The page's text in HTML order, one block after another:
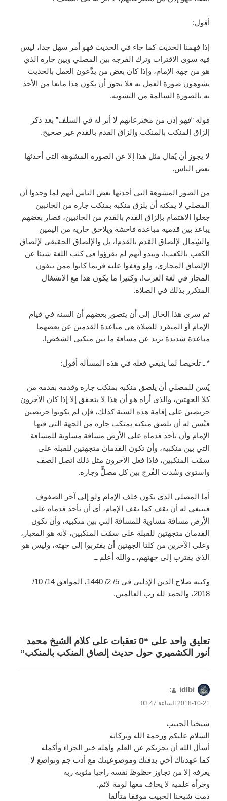
أقول:
إذا فهمنا الحديث كما جاء في الحديث فهو أمر سهل جدا، ليس
فيه سوى الاقتراب وترك الفرجة بين المصلي وبين جاره الذي
هو من جهة الإمام، وإذا كان بعض من يدَّعون العمل بالحديث
يشوهون صورة العمل به فلا يجوز أن يكون هذا مانعا من الأخذ
به بالصورة السالمة من التشويه.
قوله “فهو إذن من مخترعاتهم لا أثر له في السلف” بعد ذكر
إلزاق المنكب بالمنكب وإلزاق القدم بالقدم غير صحيح.
لا يجوز أن يُقال مثل هذا إلا عن الصورة المشوهة التي أحدثها
بعض الناس.
من الصور المشوهة التي أحدثها بعض الناس أنهم لما وجدوا أن
المصلي لا يمكنه أن يلزق منكبه بمنكب جاره من الجانبين
جعلوا الاهتمام بإلزاق القدم بالقدم من الجانبين، فصار بعضهم
يباعد بين قدميه مباعدة فاحشة ويلاحق جاريه من اليمين
والشِمال لإلصاق القدم بالقدم!، بل والإلصاق الحقيقي لإلصاق
الكعب بالكعب!، ويبدو أنهم لم يقرؤوا في كتب اللغة شيئا عن
الإلصاق المجازي، ولو وقفوا عليه فربما كانوا ممن ينفون
المجاز في لغة العرب!، وكثيرا ما يكون هذا مع الانشغال
المتكرر بذلك في الصلاة.
ثم سرى هذا الحال إلى أن يتصور بعضهم أن السنة في قيام
الإمام أو المنفرد للصلاة هي مباعدة القدمين عن بعضهما
مباعدة شديدة تزيد عن مسافة ما بين منكبي الشخص!.
* ـ تلخيصا لما ينبغي فعله في هذه المسألة أقول:
يُسن للمصلي أن يلصق منكبه بمنكب جاره وقدمه بقدمه من
كلا الجهتين، والذي أراه هو أن هذا لا يتحقق إلا إذا كان الآخرون
حريصين على إقامة هذه السنة كذلك، فإن لم يكونوا حريصين
فيُسن له أن يلصق منكبه بمنكب جاره من الجهة التي فيها
الإمام وأن تأخذ قدماه على الأرض مسافة مساوية للمسافة
التي بين منكبيه، وأن تكون القدمان متجهتين للقبلة على
سمْت المنكبين، فإذا فعل الآخرون مثل ذلك اتصل الصف
واستوى وسُدت الفُرج بين كل مصلٍّ وجاره.
أما المصلي الذي يكون خلف الإمام ولو إلى آخر الصفوف
فينبغي له أن يقف كما يقف الإمام، أي أن تأخذ قدماه على
الأرض مسافة مساوية للمسافة التي بين منكبيه، وأن تكون
القدمان متجهتين للقبلة على سمْت المنكبين، لأنه هو المعيار،
وعلى الآخرين من كلتا الجهتين أن يقتربوا إلى جهته، وليس هو
الذي يقترب إلى جهتهم، ـ والله أعلم ـ.
وكتبه صلاح الدين الإدلبي في 5/ 2/ 1440، الموافق 14/ 10/
2018، والحمد لله رب العالمين.
تعليق واحد على “0 تعقبات على كلام الشيخ محمد
أنور الكشميري حول حديث إلصاق المنكب بالمنكب”
يقول
idlbi
:
2018-10-21 الساعة 03:47
شيخنا الحبيب
السلام عليكم ورحمة الله وبركاته
أسأل الله أن يجزيكم عن العلم وأهله خير الجزاء وأكمله
كما عهدناك أخي بدقتك وموضوعيتك مع أدب جم وتواضع لا
يعرفه إلا من تجاوز حظوظ نفسه راجيا مثوبة ربه
وجرأة علمية لا يخاف معها لومة لائم.
دمت شيخنا الحبيب موفقا متألقا